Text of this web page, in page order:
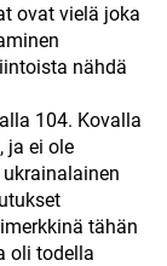
ovat vielä joka
nähdä
104. Kovalla
ja ei ole
tähän
oli todella